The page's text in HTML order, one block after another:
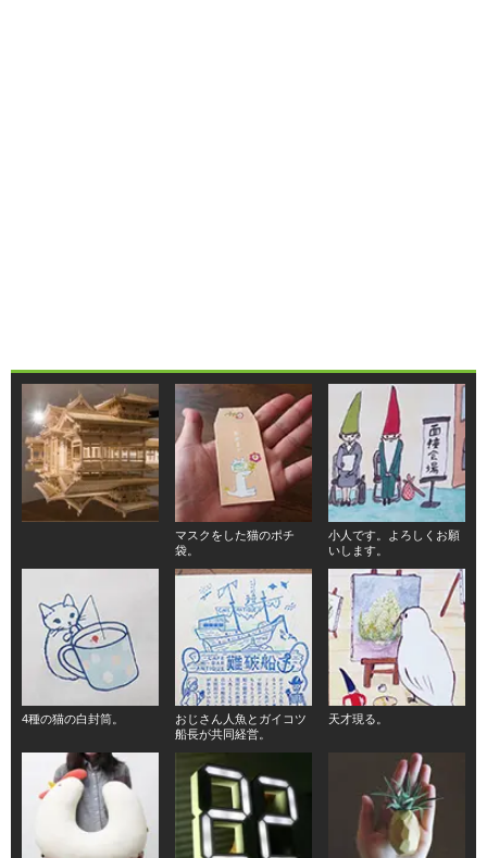
マスクをした猫のポチ
袋。
小人です。よろしくお願
いします。
4種の猫の白封筒。
おじさん人魚とガイコツ
船長が共同経営。
天才現る。